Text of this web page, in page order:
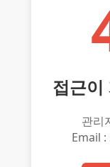
접근이
관리
Email